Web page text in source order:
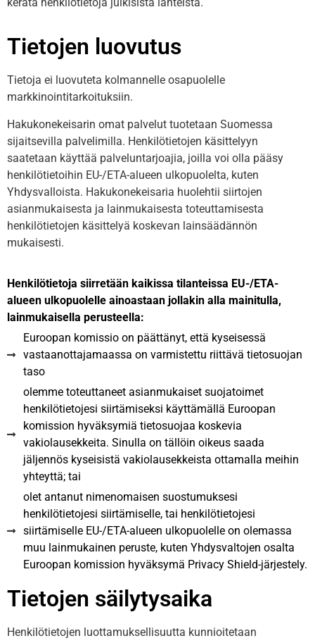
Tietojen luovutus
Tietoja ei luovuteta kolmannelle osapuolelle
markkinointitarkoituksiin.
Hakukonekeisarin omat palvelut tuotetaan Suomessa
sijaitsevilla palvelimilla. Henkilötietojen käsittelyyn
saatetaan käyttää palveluntarjoajia, joilla voi olla pääsy
henkilötietoihin EU-/ETA-alueen ulkopuolelta, kuten
Yhdysvalloista. Hakukonekeisaria huolehtii siirtojen
asianmukaisesta ja lainmukaisesta toteuttamisesta
henkilötietojen käsittelyä koskevan lainsäädännön
mukaisesti.
Henkilötietoja siirretään kaikissa tilanteissa EU-/ETA-
alueen ulkopuolelle ainoastaan jollakin alla mainitulla,
lainmukaisella perusteella:
Euroopan komissio on päättänyt, että kyseisessä
vastaanottajamaassa on varmistettu riittävä tietosuojan
taso
olemme toteuttaneet asianmukaiset suojatoimet
henkilötietojesi siirtämiseksi käyttämällä Euroopan
komission hyväksymiä tietosuojaa koskevia
vakiolausekkeita. Sinulla on tällöin oikeus saada
jäljennös kyseisistä vakiolausekkeista ottamalla meihin
yhteyttä; tai
olet antanut nimenomaisen suostumuksesi
henkilötietojesi siirtämiselle, tai henkilötietojesi
siirtämiselle EU-/ETA-alueen ulkopuolelle on olemassa
muu lainmukainen peruste, kuten Yhdysvaltojen osalta
Euroopan komission hyväksymä Privacy Shield-järjestely.
Tietojen säilytysaika
Henkilötietojen luottamuksellisuutta kunnioitetaan